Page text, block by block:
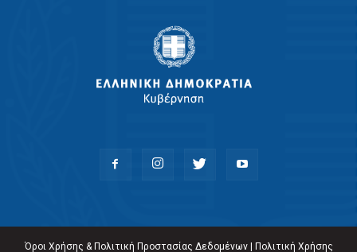
Όροι Χρήσης & Πολιτική Προστασίας Δεδομένων| Πολιτική Χρήσης